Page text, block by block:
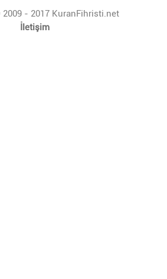
- 2017 KuranFihristi.net
İletişim